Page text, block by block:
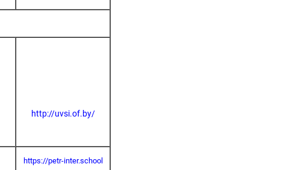
http://uvsi.of.by/
https://petr-inter.school